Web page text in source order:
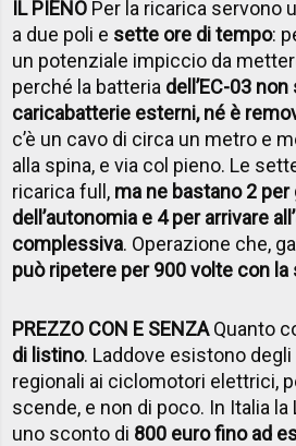
IL PIENO Per la ricarica servono
a due poli e sette ore di tempo:
un potenziale impiccio da
perché la batteria dell’EC-03
caricabatterie esterni, né è
c’è un cavo di circa un metro e
alla spina, e via col pieno. Le
ricarica full, ma ne bastano 2
dell’autonomia e 4 per arrivare
complessiva. Operazione che,
può ripetere per 900 volte con
PREZZO CON E SENZAQuanto
di listino. Laddove esistono
regionali ai ciclomotori elettrici,
scende, e non di poco. In Italia
uno sconto di 800 euro fino ad